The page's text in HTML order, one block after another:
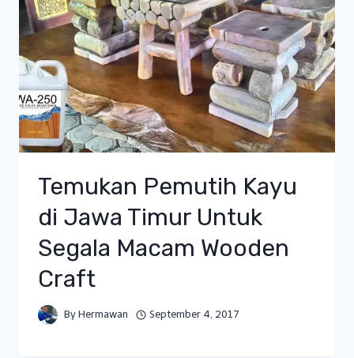
Temukan Pemutih Kayu
di Jawa Timur Untuk
Segala Macam Wooden
Craft
By Hermawan September 4, 2017